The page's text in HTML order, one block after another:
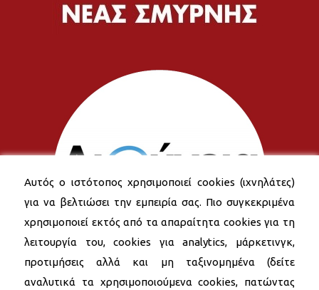
Αυτός ο ιστότοπος χρησιμοποιεί cookies (ιχνηλάτες)
για να βελτιώσει την εμπειρία σας. Πιο συγκεκριμένα
χρησιμοποιεί εκτός από τα απαραίτητα cookies για τη
λειτουργία του, cookies για analytics, μάρκετινγκ,
προτιμήσεις αλλά και μη ταξινομημένα (δείτε
αναλυτικά τα χρησιμοποιούμενα cookies, πατώντας